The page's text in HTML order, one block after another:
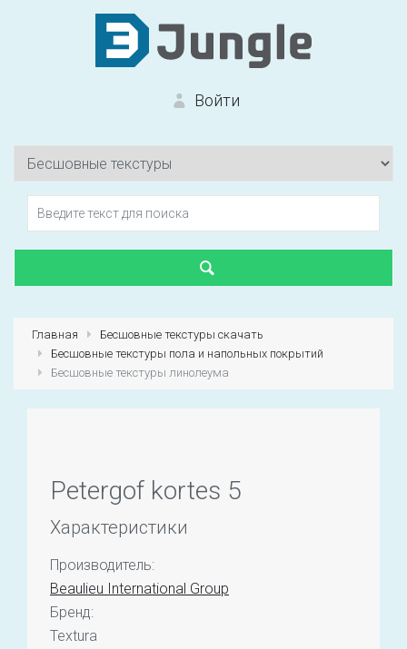
Войти
Вход на сайт
Первый раз? Зарегистрироваться
Главная
Бесшовные текстуры скачать
Бесшовные текстуры пола и напольных покрытий
Бесшовные текстуры линолеума
Petergof kortes 5
Характеристики
Производитель:
Beaulieu International Group
Бренд:
Textura